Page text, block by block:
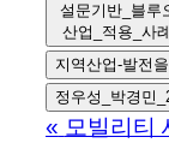
설문기반_블루
산업_적용_사
지역산업-발전
정우성_박경민
« 모빌리티